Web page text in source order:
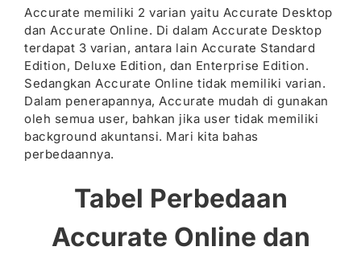
Accurate memiliki 2 varian yaitu Accurate Desktop
dan Accurate Online. Di dalam Accurate Desktop
terdapat 3 varian, antara lain Accurate Standard
Edition, Deluxe Edition, dan Enterprise Edition.
Sedangkan Accurate Online tidak memiliki varian.
Dalam penerapannya, Accurate mudah di gunakan
oleh semua user, bahkan jika user tidak memiliki
background akuntansi. Mari kita bahas
perbedaannya.
Tabel Perbedaan
Accurate Online dan